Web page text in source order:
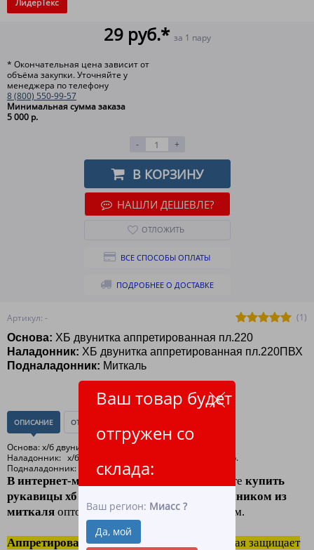
Ваш товар будет
отгружен со
склада:
Ваш регион: Миасс ?
Да, мой
Артикул: -
(1)
Основа: ХБ двунитка аппретированная пл.220
Наладонник: ХБ двунитка аппретированная пл.220ПВХ
Подналадонник: Миткаль
ЛидерТекс
29 руб.* за 1 пару
* Окончательная цена зависит от
объёма закупки. Уточняйте у
менеджера по телефону
8 (800) 550-99-57
Минимальная сумма заказа
5 000 р.
- +
В КОРЗИНУ
НАШЛИ ДЕШЕВЛЕ?
ОТЛОЖИТЬ
ВСЕ СПОСОБЫ ОПЛАТЫ
ПОДРОБНЕЕ О ДОСТАВКЕ
ОПИСАНИЕ ОТЗЫВЫ
Основа: х/б двунитка аппретированная пл.220
Наладонник: х/б двунитка аппретированная пл.220 гр.
Подналадонник: миткаль
В интернет-магазине ЛидерТекс вы можете купить
рукавицы хб аппретированные с наладонником из
миткаля оптом и в розницу по низким ценам.
Аппретирование этопропитка ткани, которая защищает